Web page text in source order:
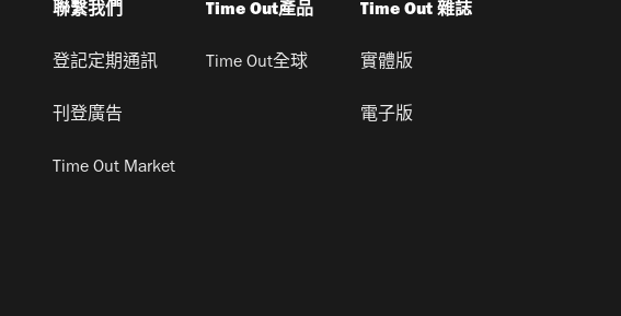
聯繫我們
登記定期通訊
刊登廣告
Time Out Market
Time Out產品
Time Out全球
Time Out 雜誌
實體版
電子版